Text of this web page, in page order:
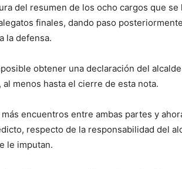
del resumen de los ocho cargos que
finales, dando paso
la defensa.
obtener una declaración del
menos hasta el cierre de esta nota.
encuentros entre ambas partes y
respecto de la responsabilidad del
le imputan.